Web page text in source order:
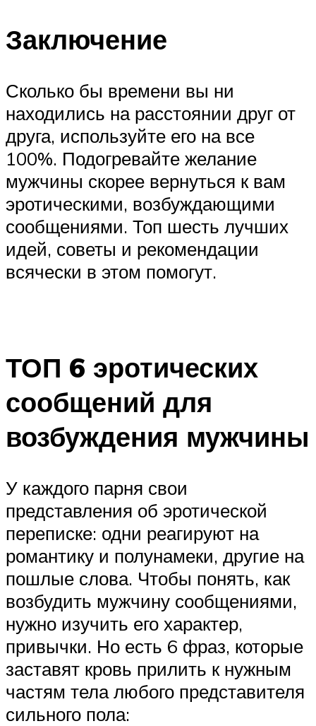
Заключение
Сколько бы времени вы ни
находились на расстоянии друг от
друга, используйте его на все
100%. Подогревайте желание
мужчины скорее вернуться к вам
эротическими, возбуждающими
сообщениями. Топ шесть лучших
идей, советы и рекомендации
всячески в этом помогут.
ТОП 6 эротических
сообщений для
возбуждения мужчины
У каждого парня свои
представления об эротической
переписке: одни реагируют на
романтику и полунамеки, другие на
пошлые слова. Чтобы понять, как
возбудить мужчину сообщениями,
нужно изучить его характер,
привычки. Но есть 6 фраз, которые
заставят кровь прилить к нужным
частям тела любого представителя
сильного пола: